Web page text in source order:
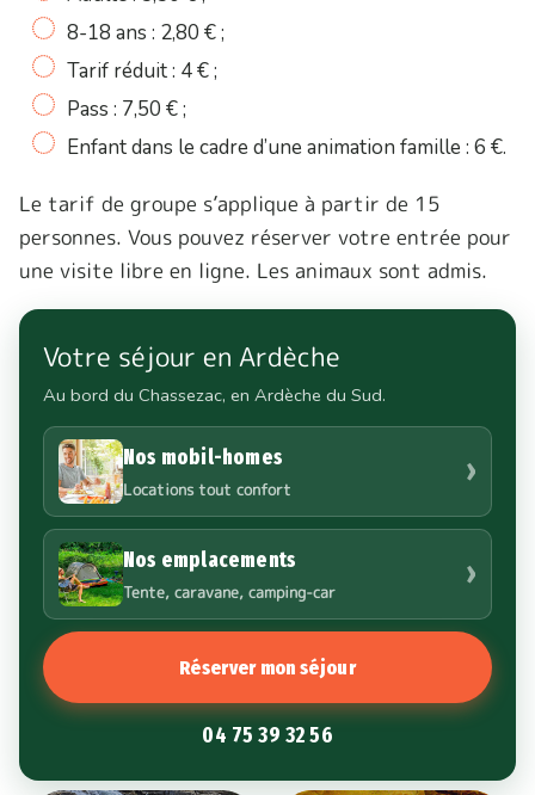
8-18 ans : 2,80 € ;
Tarif réduit : 4 € ;
Pass : 7,50 € ;
Enfant dans le cadre d’une animation famille : 6 €.
Le tarif de groupe s’applique à partir de 15
personnes. Vous pouvez réserver votre entrée pour
une visite libre en ligne. Les animaux sont admis.
Votre séjour en Ardèche
Au bord du Chassezac, en Ardèche du Sud.
Nos mobil-homes
Locations tout confort ›
Nos emplacements
Tente, caravane, camping-car ›
Réserver mon séjour
04 75 39 32 56